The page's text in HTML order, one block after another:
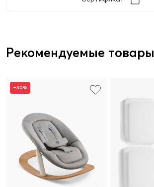
Рекомендуемые товары
–30%